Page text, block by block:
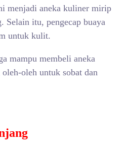
menjadi aneka kuliner mirip
Selain itu, pengecap buaya
untuk kulit.
mampu membeli aneka
oleh untuk sobat dan